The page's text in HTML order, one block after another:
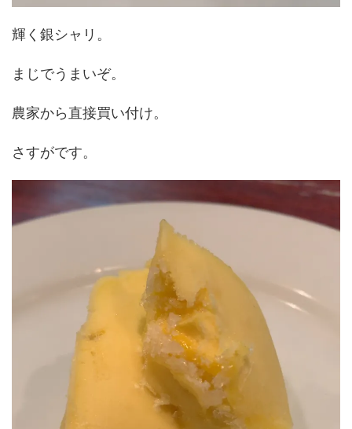
輝く銀シャリ。
まじでうまいぞ。
農家から直接買い付け。
さすがです。